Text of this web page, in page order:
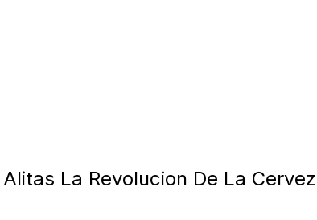
Alitas La Revolucion De La